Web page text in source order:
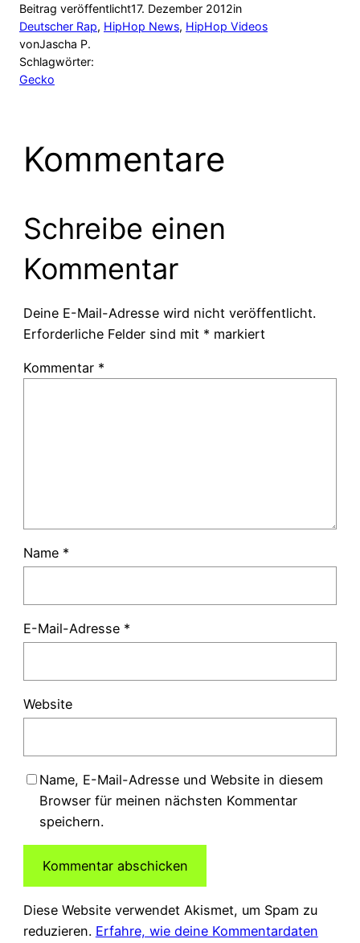
Beitrag veröffentlicht17. Dezember 2012in
Deutscher Rap, HipHop News, HipHop Videos
vonJascha P.
Schlagwörter:
Gecko
Kommentare
Schreibe einen
Kommentar
Deine E-Mail-Adresse wird nicht veröffentlicht.
Erforderliche Felder sind mit * markiert
Kommentar *
Name *
E-Mail-Adresse *
Website
Name, E-Mail-Adresse und Website in diesem
Browser für meinen nächsten Kommentar
speichern.
Diese Website verwendet Akismet, um Spam zu
reduzieren. Erfahre, wie deine Kommentardaten